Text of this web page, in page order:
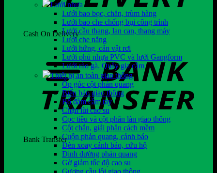
Cash On Delivery
Bank Transfer
Lưới nhựa
Lưới bao bọc, chắn, trùm hàng
Lưới bao che chống bụi công trình
Lưới cầu thang, lan can, thang máy
Lưới che nắng
Lưới hứng, cản vật rơi
Lưới phủ nhựa PVC và lưới Gangform
Lưới rào gà. Quây gia cầm
Thiết bị an toàn giao thông
Ốp góc cột phản quang
Biển báo giao thông
Bộ đàm cầm tay
Chặn lùi cao su
Cọc tiêu và cột phân làn giao thông
Cột chắn, giải phân cách mềm
Cuộn phản quang, cảnh báo
Đèn xoay cảnh báo, cứu hộ
Đinh đường phản quang
Gờ giảm tốc độ cao su
Gương cầu lồi giao thông